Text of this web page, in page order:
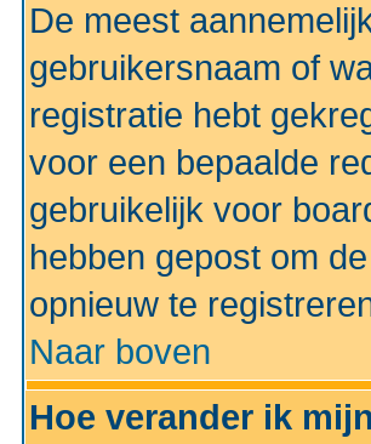
De meest
gebruikersnaam of
registratie hebt
voor een bepaalde
gebruikelijk voor
hebben gepost om
opnieuw te
Naar boven
Hoe verander ik